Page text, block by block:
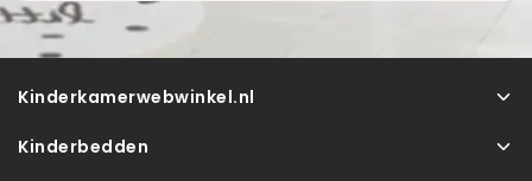
Kinderkamerwebwinkel.nl
Kinderbedden